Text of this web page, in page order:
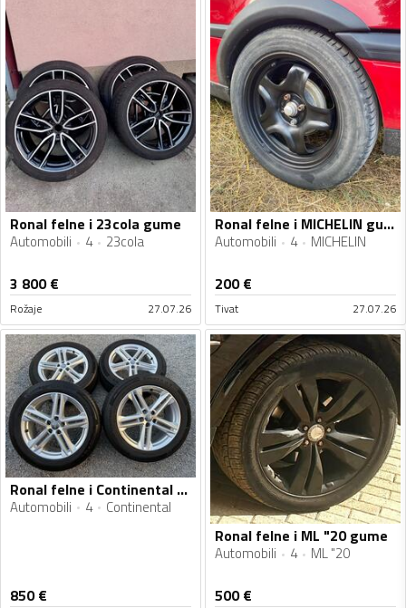
Ronal felne i 23cola gume
Automobili 4 23cola
3 800€
Rožaje 27.07.26
Ronal felne i MICHELIN gume
Automobili 4 MICHELIN
200€
Tivat 27.07.26
Ronal felne i Continental gume
Automobili 4 Continental
850€
Ronal felne i ML "20 gume
Automobili 4 ML "20
500€